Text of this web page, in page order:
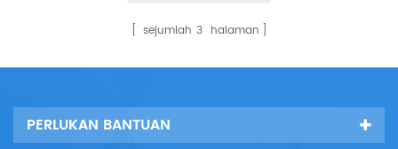
pemunggahan untuk
kepekatan air laut, air garam
sejumlah 3 halaman
PERLUKAN BANTUAN